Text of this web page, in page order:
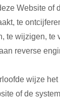
Website of
te
te wijzigen, te
reverse
wijze
of de